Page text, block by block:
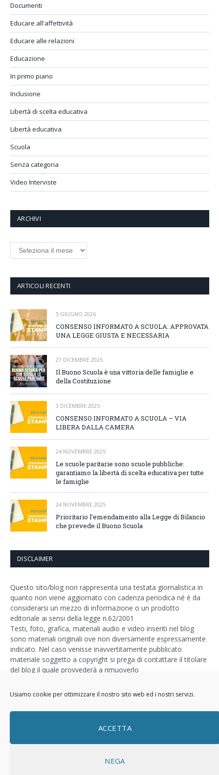
Usiamo cookie per ottimizzare il nostro sito web ed i nostri servizi.
ACCETTA
NEGA
Documenti
Educare all'affettività
Educare alle relazioni
Educazione
In primo piano
Inclusione
Libertà di scelta educativa
Libertà educativa
Scuola
Senza categoria
Video Interviste
ARCHIVI
Archivi
ARTICOLI RECENTI
5 GIUGNO 2026
CONSENSO INFORMATO A SCUOLA: APPROVATA
UNA LEGGE GIUSTA E NECESSARIA
21 DICEMBRE 2025
Il Buono Scuola è una vittoria delle famiglie e
della Costituzione
3 DICEMBRE 2025
CONSENSO INFORMATO A SCUOLA – VIA
LIBERA DALLA CAMERA
24 NOVEMBRE 2025
Le scuole paritarie sono scuole pubbliche:
garantiamo la libertà di scelta educativa per tutte
le famiglie
24 NOVEMBRE 2025
Prioritario l’emendamento alla Legge di Bilancio
che prevede il Buono Scuola
DISCLAIMER
Questo sito/blog non rappresenta una testata giornalistica in
quanto non viene aggiornato con cadenza periodica né è da
considerarsi un mezzo di informazione o un prodotto
editoriale ai sensi della legge n.62/2001
Testi, foto, grafica, materiali audio e video inseriti nel blog
sono materiali originali ove non diversamente espressamente
indicato. Nel caso venisse inavvertitamente pubblicato
materiale soggetto a copyright si prega di contattare il titolare
del blog il quale provvederà a rimuoverlo
Logo bySizegraph